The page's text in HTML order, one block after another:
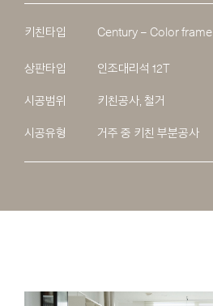
키친타입 Century – Color frame
상판타입 인조대리석 12T
시공범위 키친공사, 철거
시공유형 거주 중 키친 부분공사